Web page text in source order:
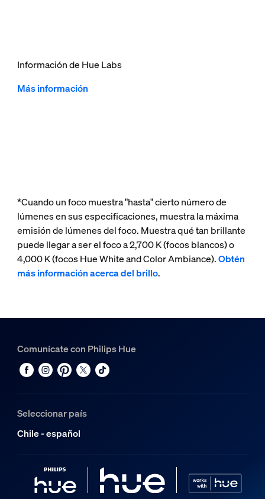
Información de Hue Labs
Más información
*Cuando un foco muestra "hasta" cierto número de
lúmenes en sus especificaciones, muestra la máxima
emisión de lúmenes del foco. Muestra qué tan brillante
puede llegar a ser el foco a 2,700 K (focos blancos) o
4,000 K (focos Hue White and Color Ambiance).Obtén
más información acerca del brillo.
Comunícate con Philips Hue
Seleccionar país
Chile - español